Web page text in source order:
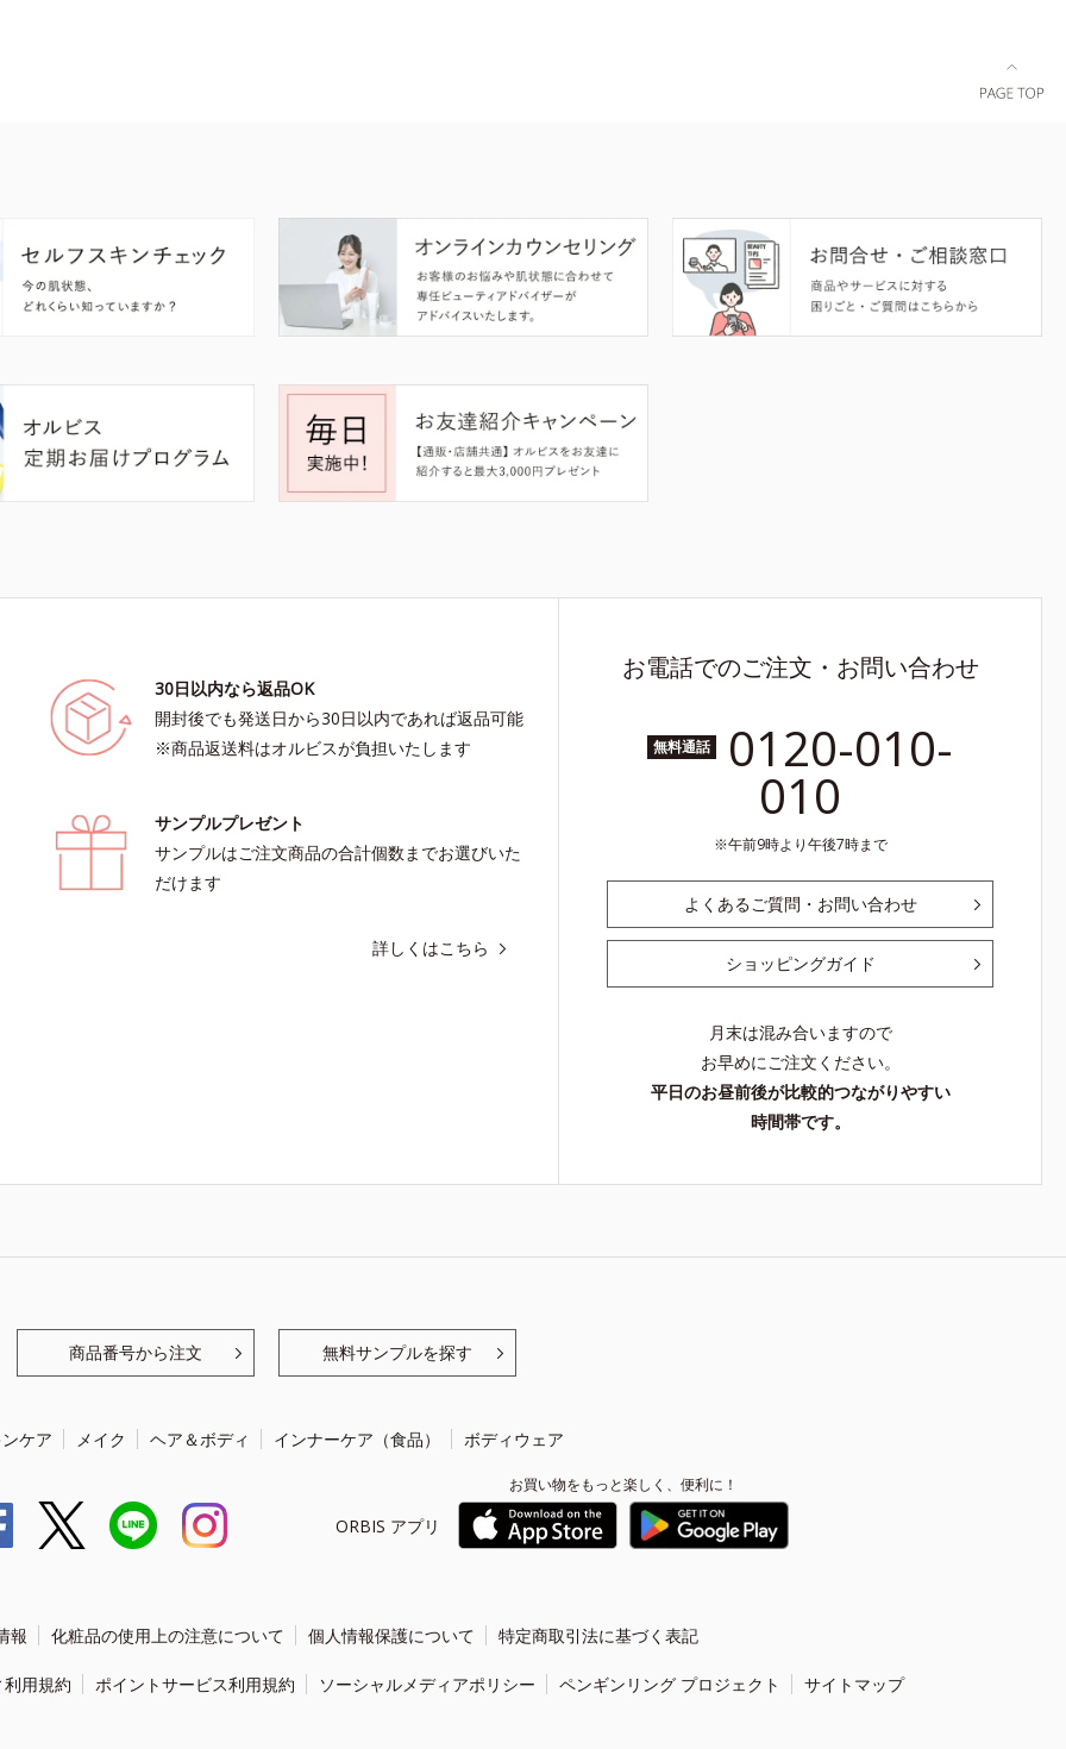
30日以内なら返品OK
開封後でも発送日から30日以内であれば返品可能
※商品返送料はオルビスが負担いたします
サンプルプレゼント
サンプルはご注文商品の合計個数までお選びいた
だけます
詳しくはこちら
お電話でのご注文・お問い合わせ
無料通話 0120-010-
010
午前9時より午後7時まで
よくあるご質問・お問い合わせ
ショッピングガイド
月末は混み合いますので
お早めにご注文ください。
平日のお昼前後が比較的つながりやすい
時間帯です。
商品番号から注文 無料サンプルを探す
ケア メイク ヘア＆ボディ インナーケア（食品） ボディウェア
ORBIS アプリ
お買い物をもっと楽しく、便利に！
報 化粧品の使用上の注意について 個人情報保護について 特定商取引法に基づく表記
用規約 ポイントサービス利用規約 ソーシャルメディアポリシー ペンギンリング プロジェクト サイトマップ